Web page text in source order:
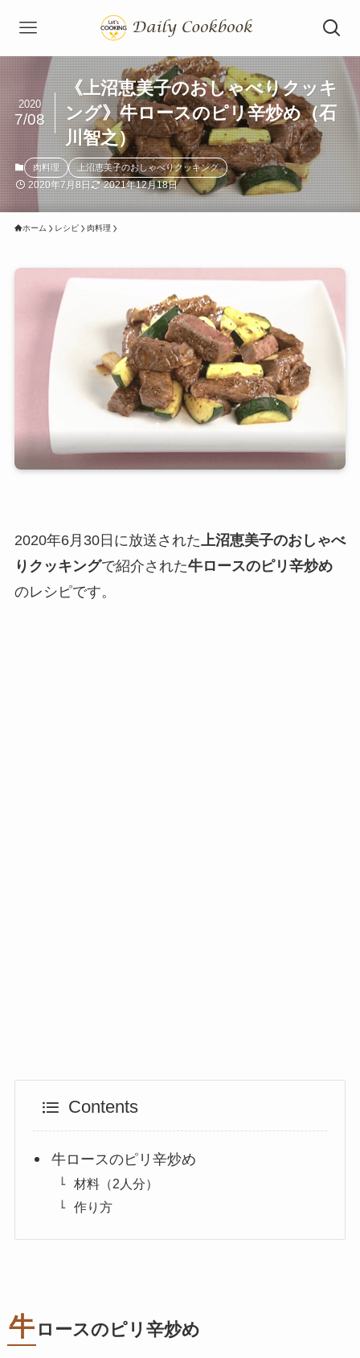
《上沼恵美子のおしゃべりクッキ
ング》牛ロースのピリ辛炒め（石
川智之）
2020
7/08
肉料理 上沼恵美子のおしゃべりクッキング
2020年7月8日 2021年12月18日
ホーム レシピ 肉料理
2020年6月30日に放送された上沼恵美子のおしゃべ
りクッキングで紹介された牛ロースのピリ辛炒め
のレシピです。
Contents
牛ロースのピリ辛炒め
材料（2人分）
作り方
牛 ロースのピリ辛炒め